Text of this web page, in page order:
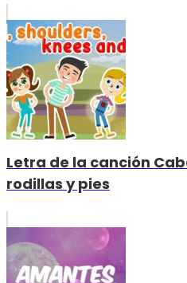
Letra de la canción
rodillas y pies